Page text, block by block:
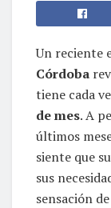
Un reciente
Córdoba
tiene cada
de mes. A
últimos
siente que
sus
sensación